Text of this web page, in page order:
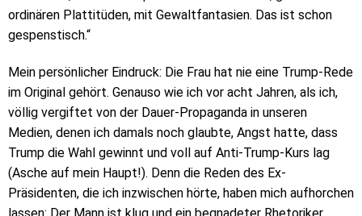
ordinären Plattitüden, mit Gewaltfantasien. Das ist schon
gespenstisch.“
Mein persönlicher Eindruck: Die Frau hat nie eine Trump-Rede
im Original gehört. Genauso wie ich vor acht Jahren, als ich,
völlig vergiftet von der Dauer-Propaganda in unseren
Medien, denen ich damals noch glaubte, Angst hatte, dass
Trump die Wahl gewinnt und voll auf Anti-Trump-Kurs lag
(Asche auf mein Haupt!). Denn die Reden des Ex-
Präsidenten, die ich inzwischen hörte, haben mich aufhorchen